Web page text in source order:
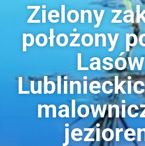
Zielony
położony
Lasów